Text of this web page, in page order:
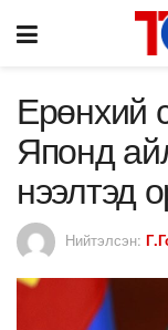
Ерөнхий
Японд
нээлтэд
Нийтэлсэн: